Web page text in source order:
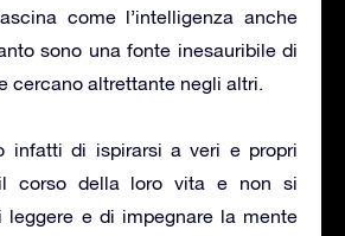
come l’intelligenza anche
sono una fonte inesauribile di
cercano altrettante negli altri.
infatti di ispirarsi a veri e propri
corso della loro vita e non si
leggere e di impegnare la mente